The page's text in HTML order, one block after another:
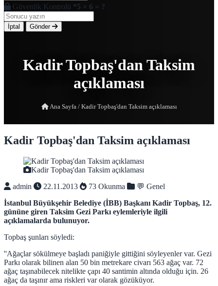
Güvenlik Kontrolü *5 × 6 = ?
İptal Gönder
Kadir Topbaş'dan Taksim
açıklaması
Ana Sayfa /Kadir Topbaş'dan Taksim açıklaması
Kadir Topbaş'dan Taksim açıklaması
Kadir Topbaş'dan Taksim açıklaması
admin
22.11.2013 73 Okunma
💬 Genel
İstanbul Büyükşehir Belediye (İBB) Başkanı Kadir Topbaş, 12.
gününe giren Taksim Gezi Parkı eylemleriyle ilgili
açıklamalarda bulunuyor.
Topbaş şunları söyledi:
''Ağaçlar sökülmeye başladı paniğiyle gittiğini söyleyenler var. Gezi
Parkı olarak bilinen alan 50 bin metrekare civarı 563 ağaç var. 72
ağaç taşınabilecek nitelikte çapı 40 santimin altında olduğu için. 26
ağaç da taşınır ama riskleri var olarak gözüküyor.